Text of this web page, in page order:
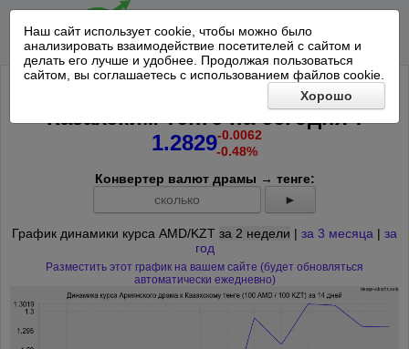
Наш сайт использует cookie, чтобы можно было
анализировать взаимодействие посетителей с сайтом и
делать его лучше и удобнее. Продолжая пользоваться
сайтом, вы соглашаетесь с использованием файлов cookie.
Хорошо
Курс 100 Армянских драмов к 100
Казахским тенге насегодня*:
1.2829-0.0062
-0.48%
Конвертер валют драмы → тенге:
►
График динамики курса AMD/KZT за 2 недели | за 3 месяца | за
год
Разместить этот график на вашем сайте (будет обновляться
автоматически ежедневно)